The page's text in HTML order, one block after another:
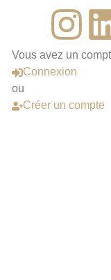
Vous avez un
Connexion
ou
Créer un compte